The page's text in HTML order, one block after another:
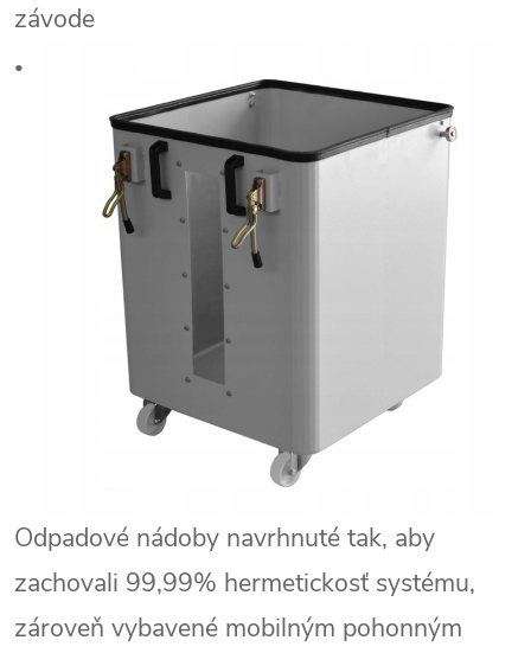
závode
•
Odpadové nádoby navrhnuté tak, aby
zachovali 99,99% hermetickosť systému,
zároveň vybavené mobilným pohonným